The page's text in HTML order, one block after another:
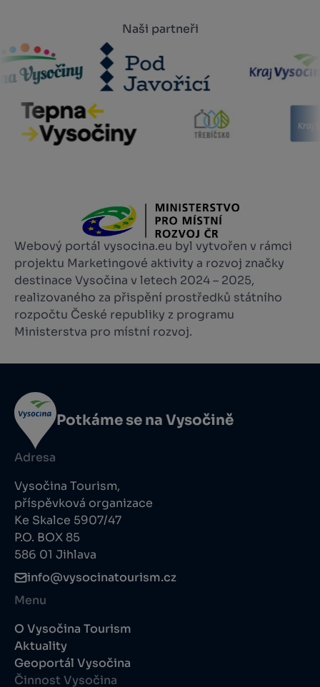
Naši partneři
Webový portál vysocina.eu byl vytvořen v rámci
projektu Marketingové aktivity a rozvoj značky
destinace Vysočina v letech 2024 – 2025,
realizovaného za přispění prostředků státního
rozpočtu České republiky z programu
Ministerstva pro místní rozvoj.
Potkáme se na Vysočině
Adresa
Vysočina Tourism,
příspěvková organizace
Ke Skalce 5907/47
P.O. BOX 85
586 01 Jihlava
info@vysocinatourism.cz
Menu
O Vysočina Tourism
Aktuality
Geoportál Vysočina
Činnost Vysočina